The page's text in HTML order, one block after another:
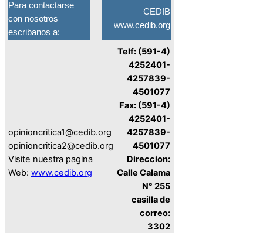
Para contactarse
con nosotros
escribanos a:
CEDIB
www.cedib.org
opinioncritica1@cedib.org
opinioncritica2@cedib.org
Visite nuestra pagina
Web: www.cedib.org
Telf: (591-4)
4252401-
4257839-
4501077
Fax: (591-4)
4252401-
4257839-
4501077
Direccion:
Calle Calama
N° 255
casilla de
correo:
3302